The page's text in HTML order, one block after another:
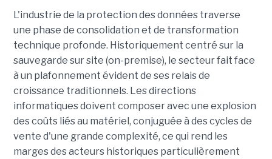
L'industrie de la protection des données traverse
une phase de consolidation et de transformation
technique profonde. Historiquement centré sur la
sauvegarde sur site (on-premise), le secteur fait face
à un plafonnement évident de ses relais de
croissance traditionnels. Les directions
informatiques doivent composer avec une explosion
des coûts liés au matériel, conjuguée à des cycles de
vente d'une grande complexité, ce qui rend les
marges des acteurs historiques particulièrement